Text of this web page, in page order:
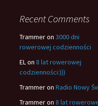
Recent Comments
Trammeron 3000 dni
rowerowej codzienności
ELon 8 lat rowerowej
codzienności:)))
Trammeron Radio Nowy
Trammeron 8 lat